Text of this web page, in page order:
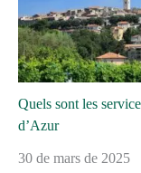
Quels sont les
d’Azur
30 de mars de 2025